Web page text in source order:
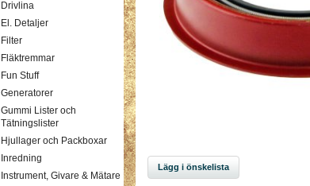
Drivlina
El. Detaljer
Filter
Fläktremmar
Fun Stuff
Generatorer
Gummi Lister och
Tätningslister
Hjullager och Packboxar
Inredning
Instrument, Givare & Mätare
Lägg i önskelista